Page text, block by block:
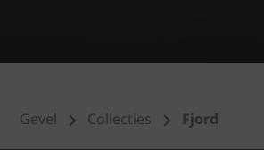
Gevel Collecties Fjord